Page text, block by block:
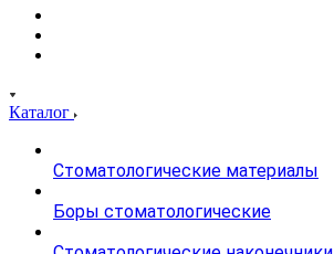
Каталог
Стоматологические материалы
Боры стоматологические